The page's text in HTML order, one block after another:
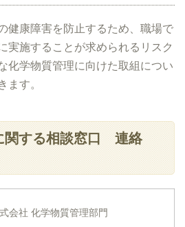
健康障害を防止するため、職場で
実施することが求められるリスク
化学物質管理に向けた取組につい
ます。
関する相談窓口 連絡
会社 化学物質管理部門